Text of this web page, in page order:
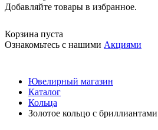
Добавляйте товары в избранное.
Корзина пуста
Ознакомьтесь с нашими Акциями
Ювелирный магазин
Каталог
Кольца
Золотое кольцо с